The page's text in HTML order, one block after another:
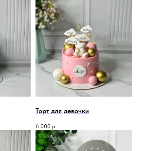
Торт для девочки
6 000 р.